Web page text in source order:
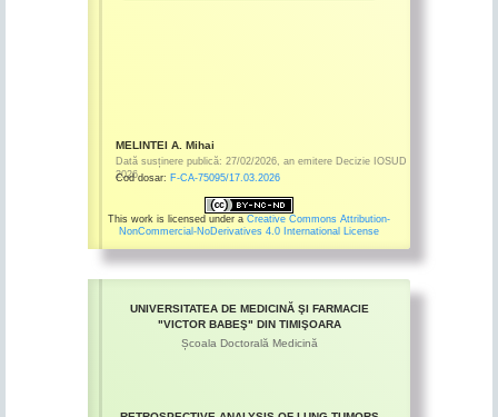
MELINTEI A. Mihai
Dată susținere publică: 27/02/2026, an emitere Decizie IOSUD
2026
Cod dosar: F-CA-75095/17.03.2026
This work is licensed under a Creative Commons Attribution-
NonCommercial-NoDerivatives 4.0 International License
UNIVERSITATEA DE MEDICINĂ ŞI FARMACIE
"VICTOR BABEŞ" DIN TIMIŞOARA
Școala Doctorală Medicină